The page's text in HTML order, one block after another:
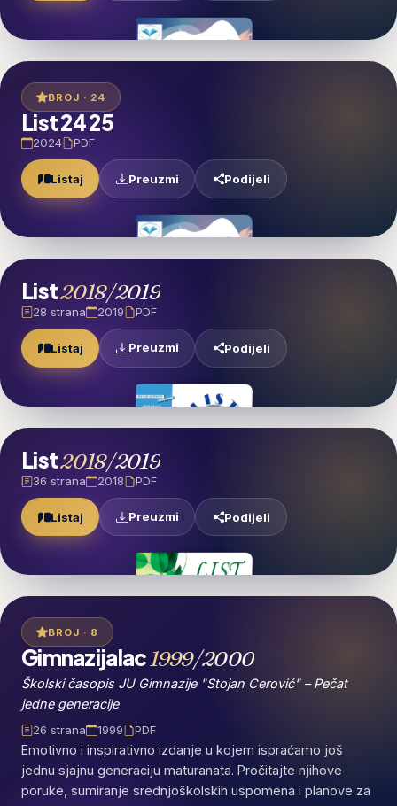
BROJ · 24
List 24 25
2024 PDF
Listaj Preuzmi Podijeli
List2018/2019
28 strana 2019 PDF
Listaj Preuzmi Podijeli
List2018/2019
36 strana 2018 PDF
Listaj Preuzmi Podijeli
BROJ · 8
Gimnazijalac1999/2000
Školski časopis JU Gimnazije "Stojan Cerović" – Pečat
jedne generacije
26 strana 1999 PDF
Emotivno i inspirativno izdanje u kojem ispraćamo još
jednu sjajnu generaciju maturanata. Pročitajte njihove
poruke, sumiranje srednjoškolskih uspomena i planove za